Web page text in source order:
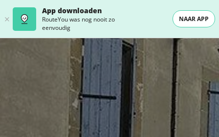
App downloaden
RouteYou was nog nooit zo
eenvoudig
NAAR APP